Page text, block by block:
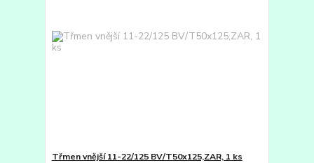
Třmen vnější 11-22/125 BV/T50x125,ZAR, 1 ks